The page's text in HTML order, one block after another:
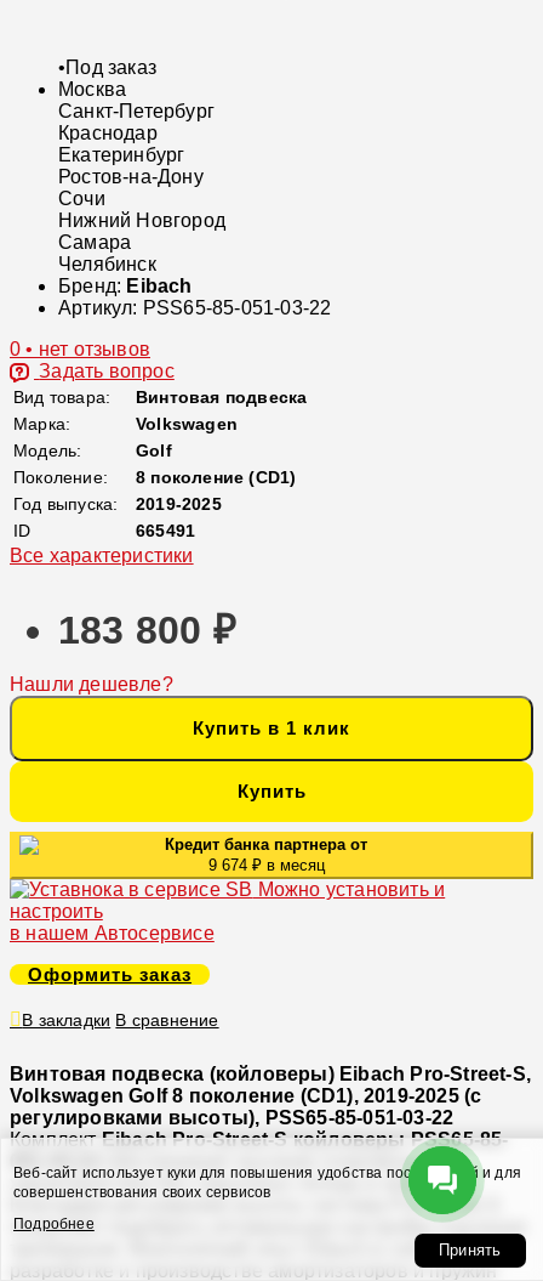
•Под заказ
Москва
Санкт-Петербург
Краснодар
Екатеринбург
Ростов-на-Дону
Сочи
Нижний Новгород
Самара
Челябинск
Бренд: Eibach
Артикул: PSS65-85-051-03-22
0 • нет отзывов
Задать вопрос
Вид товара:
Винтовая подвеска
Марка:
Volkswagen
Модель:
Golf
Поколение:
8 поколение (CD1)
Год выпуска:
2019-2025
ID
665491
Все характеристики
183 800 ₽
Нашли дешевле?
Купить в 1 клик
Купить
Кредит банка партнера от
9 674 ₽ в месяц
Можно установить и
настроить
в нашем Автосервисе
Оформить заказ
В закладки В сравнение
Винтовая подвеска (койловеры) Eibach Pro-Street-S,
Volkswagen Golf 8 поколение (CD1), 2019-2025 (с
регулировками высоты), PSS65-85-051-03-22
Комплект Eibach Pro-Street-S койловеры PSS65-85-
051-03-22
обеспечивает высокие спортивные
характеристики без серьезных потерь в комфорте.
Благодаря регулировке высоты система Pro-Street-S
позволяет подобрать оптимальную настройку под ваши
требования. Многолетний опыт Eibach в собственной
разработке и производстве амортизаторов и пружин
Веб-сайт использует куки для повышения удобства посетителей и для
совершенствования своих сервисов
Подробнее
Принять